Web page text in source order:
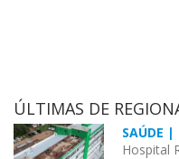
ÚLTIMAS DE
SAÚDE |
Hospital